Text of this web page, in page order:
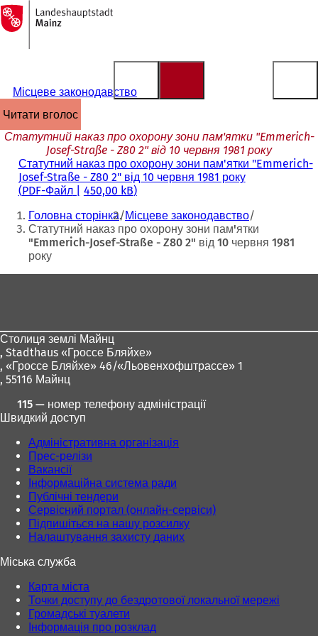
Перейти до змісту
На
головну
сторінку
Місцеве законодавство
читати вголос
Статутний наказ про охорону зони пам'ятки "Emmerich-
Josef-Straße - Z80 2" від 10 червня 1981 року
Статутний наказ про охорону зони пам'ятки "Emmerich-
Josef-Straße - Z80 2" від 10 червня 1981 року
PDF-Файл 450,00 kB
Ти
тут:
Головна сторінка Місцеве законодавство
Статутний наказ про охорону зони пам'ятки
"Emmerich-Josef-Straße - Z80 2" від 10 червня 1981
року
Столиця землі Майнц
, Stadthaus «Гроссе Бляйхе»
, «Гроссе Бляйхе» 46/«Льовенхофштрассе» 1
, 55116 Майнц
115 — номер телефону адміністрації
Швидкий доступ
Адміністративна організація
Прес-релізи
Вакансії
Інформаційна система ради
Публічні тендери
Сервісний портал (онлайн-сервіси)
Підпишіться на нашу розсилку
Налаштування захисту даних
Міська служба
Карта міста
Точки доступу до бездротової локальної мережі
Громадські туалети
Інформація про розклад